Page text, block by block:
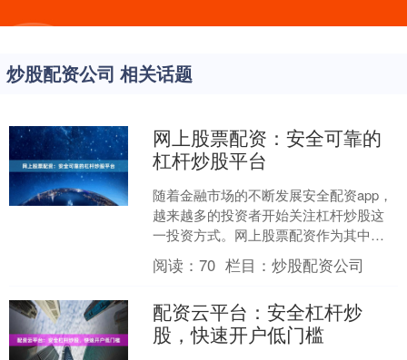
炒股配资公司 相关话题
网上股票配资：安全可靠的
杠杆炒股平台
随着金融市场的不断发展安全配资app，
越来越多的投资者开始关注杠杆炒股这
一投资方式。网上股票配资作为其中一
种常见的杠杆交易形式，因其操作便
捷、门槛较低而受到广泛....
阅读：70 栏目：炒股配资公司
配资云平台：安全杠杆炒
股，快速开户低门槛